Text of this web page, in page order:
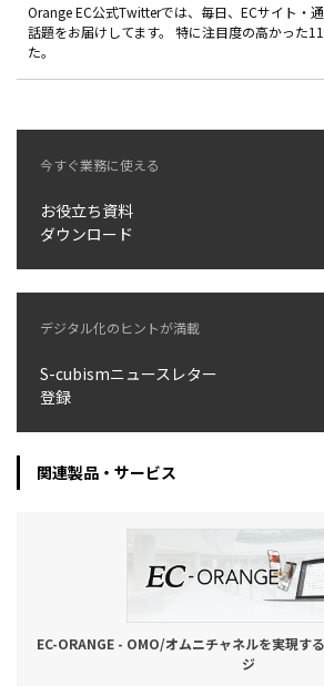
製品
通販受注対応
EC運用支援
継続的に結果を出し続けるECサイトへ
ライセンス契約
内製化支援
補助金活用支援
導入事例
03-6432-0346
お問い合わせ
Orange EC公式Twitterでは、毎日、ECサイト・
話題をお届けしてます。 特に注目度の高かった
た。
今すぐ業務に使える
お役立ち資料
ダウンロード
デジタル化のヒントが満載
S-cubismニュースレター
登録
関連製品・サービス
EC-ORANGE - OMO/オムニチャネルを実現す
ジ